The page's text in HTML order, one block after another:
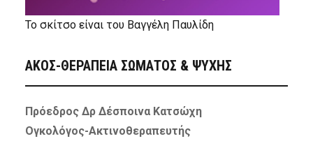
Το σκίτσο είναι του Βαγγέλη Παυλίδη
ΑΚΟΣ-ΘΕΡΑΠΕΙΑ ΣΩΜΑΤΟΣ & ΨΥΧΗΣ
Πρόεδρος Δρ Δέσποινα Κατσώχη
Ογκολόγος-Ακτινοθεραπευτής